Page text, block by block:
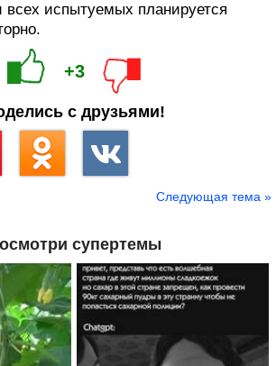
всех испытуемых планируется
+3
с друзьями!
Следующая тема »
супертемы